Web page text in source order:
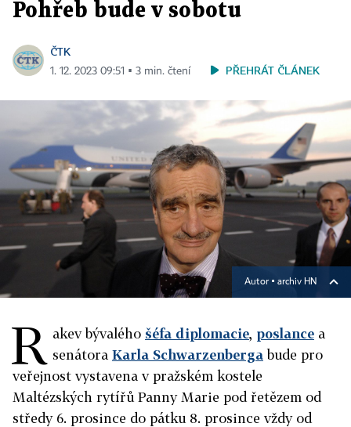
Pohřeb bude v sobotu
ČTK
1. 12. 2023 09:51 ▪ 3 min. čtení PŘEHRÁT ČLÁNEK
Autor ▪ archiv HN
R akev bývalého šéfa diplomacie, poslance a
senátora Karla Schwarzenbergabude pro
veřejnost vystavena v pražském kostele
Maltézských rytířů Panny Marie pod řetězem od
středy 6. prosince do pátku 8. prosince vždy od